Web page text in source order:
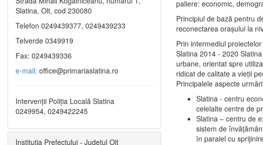
paliere: economic,
Principiul de bază pentru
reconectarea oraşului la
Prin intermediul
Slatina 2014 - 2020
urbane, orientat spre
ridicat de calitate a vieţii
Principalele aspecte
Slatina - centru
celelalte centre de
Slatina – centru de
sistem de
în paralel cu
Slatina, Olt, cod 230080
Telefon 0249439377, 0249439233
Telverde 0349919
Fax: 0249439336
e-mail: office@primariaslatina.ro
Intervenții Poliția Locală Slatina
0249954, 0249422245
Instituția Prefectului - Județul Olt